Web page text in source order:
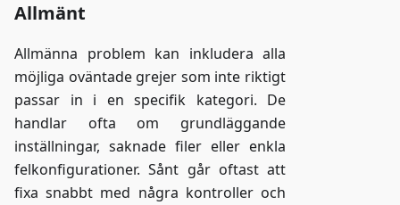
Allmänt
Allmänna problem kan inkludera alla
möjliga oväntade grejer som inte riktigt
passar in i en specifik kategori. De
handlar ofta om grundläggande
inställningar, saknade filer eller enkla
felkonfigurationer. Sånt går oftast att
fixa snabbt med några kontroller och